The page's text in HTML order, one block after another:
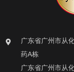
广东省广州市从
药A栋
广东省广州市从